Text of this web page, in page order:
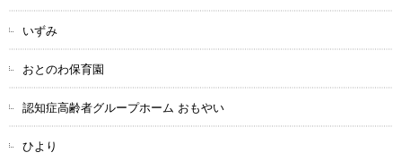
いずみ
おとのわ保育園
認知症高齢者グループホーム おもやい
ひより